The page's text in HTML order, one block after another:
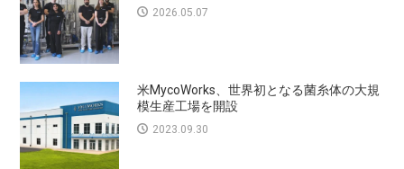
2026.05.07
米MycoWorks、世界初となる菌糸体の大規
模生産工場を開設
2023.09.30